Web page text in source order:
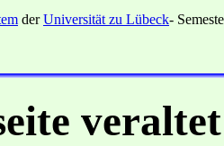
derUniversität zu Lübeck-
veraltet